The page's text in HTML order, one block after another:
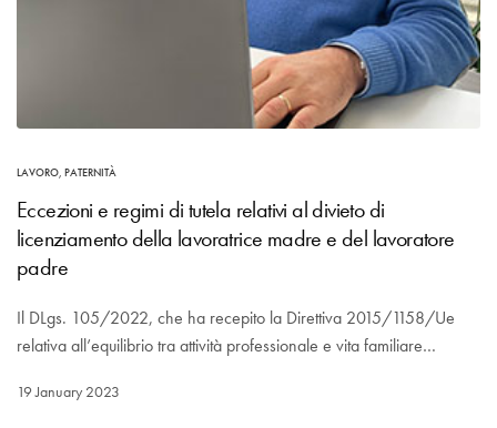
LAVORO, PATERNITÀ
Eccezioni e regimi di tutela relativi al divieto di
licenziamento della lavoratrice madre e del lavoratore
padre
Il DLgs. 105/2022, che ha recepito la Direttiva 2015/1158/Ue
relativa all’equilibrio tra attività professionale e vita familiare…
19 January 2023